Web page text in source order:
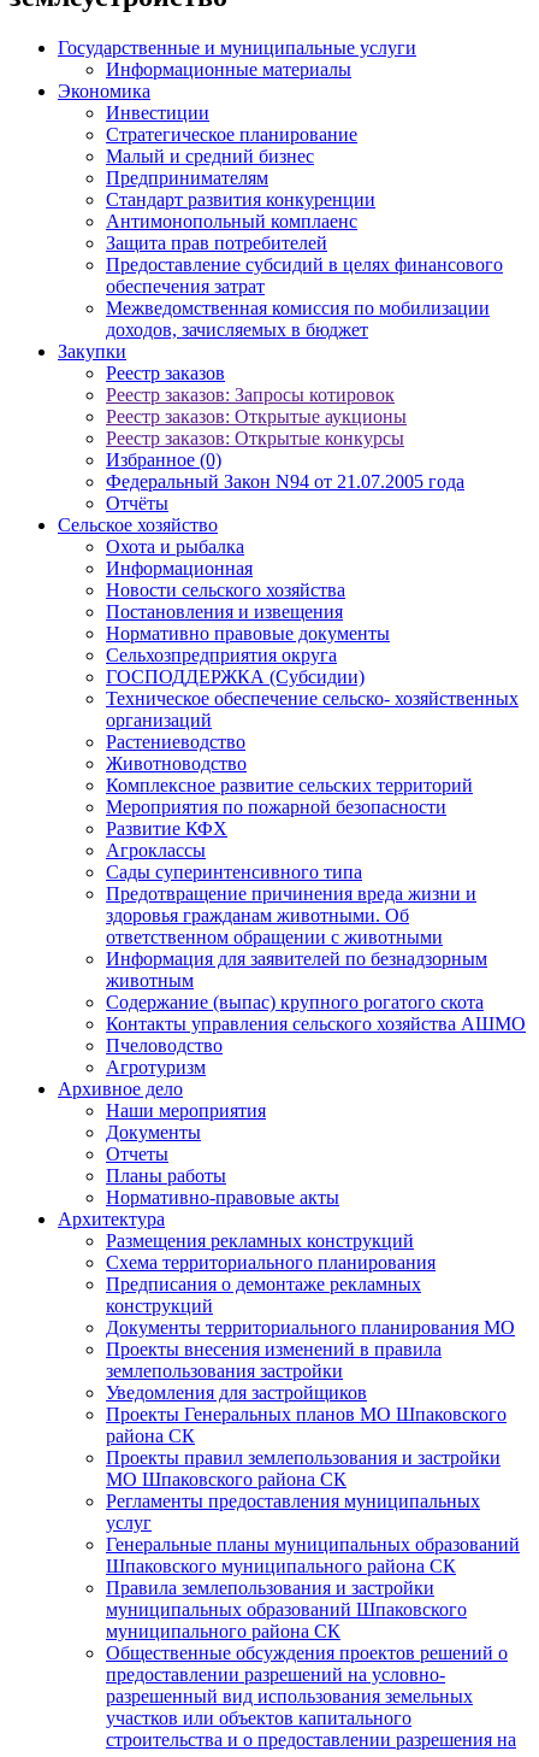
Государственные и муниципальные услуги
Информационные материалы
Экономика
Инвестиции
Стратегическое планирование
Малый и средний бизнес
Предпринимателям
Стандарт развития конкуренции
Антимонопольный комплаенс
Защита прав потребителей
Предоставление субсидий в целях финансового
обеспечения затрат
Межведомственная комиссия по мобилизации
доходов, зачисляемых в бюджет
Закупки
Реестр заказов
Реестр заказов: Запросы котировок
Реестр заказов: Открытые аукционы
Реестр заказов: Открытые конкурсы
Избранное (0)
Федеральный Закон N94 от 21.07.2005 года
Отчёты
Сельское хозяйство
Охота и рыбалка
Информационная
Новости сельского хозяйства
Постановления и извещения
Нормативно правовые документы
Сельхозпредприятия округа
ГОСПОДДЕРЖКА (Субсидии)
Техническое обеспечение сельско- хозяйственных
организаций
Растениеводство
Животноводство
Комплексное развитие сельских территорий
Мероприятия по пожарной безопасности
Развитие КФХ
Агроклассы
Сады суперинтенсивного типа
Предотвращение причинения вреда жизни и
здоровья гражданам животными. Об
ответственном обращении с животными
Информация для заявителей по безнадзорным
животным
Содержание (выпас) крупного рогатого скота
Контакты управления сельского хозяйства АШМО
Пчеловодство
Агротуризм
Архивное дело
Наши мероприятия
Документы
Отчеты
Планы работы
Нормативно-правовые акты
Архитектура
Размещения рекламных конструкций
Схема территориального планирования
Предписания о демонтаже рекламных
конструкций
Документы территориального планирования МО
Проекты внесения изменений в правила
землепользования застройки
Уведомления для застройщиков
Проекты Генеральных планов МО Шпаковского
района СК
Проекты правил землепользования и застройки
МО Шпаковского района СК
Регламенты предоставления муниципальных
услуг
Генеральные планы муниципальных образований
Шпаковского муниципального района СК
Правила землепользования и застройки
муниципальных образований Шпаковского
муниципального района СК
Общественные обсуждения проектов решений о
предоставлении разрешений на условно-
разрешенный вид использования земельных
участков или объектов капитального
строительства и о предоставлении разрешения на